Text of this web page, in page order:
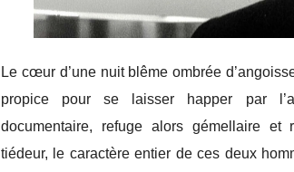
Le cœur d’une nuit blême ombrée
propice pour se laisser happer par
documentaire, refuge alors gémellaire et
tiédeur, le caractère entier de ces deux